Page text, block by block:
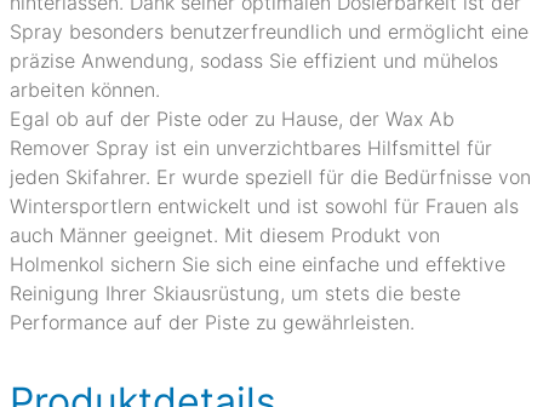
Spray besonders benutzerfreundlich und ermöglicht eine
präzise Anwendung, sodass Sie effizient und mühelos
arbeiten können.
Egal ob auf der Piste oder zu Hause, der Wax Ab
Remover Spray ist ein unverzichtbares Hilfsmittel für
jeden Skifahrer. Er wurde speziell für die Bedürfnisse von
Wintersportlern entwickelt und ist sowohl für Frauen als
auch Männer geeignet. Mit diesem Produkt von
Holmenkol sichern Sie sich eine einfache und effektive
Reinigung Ihrer Skiausrüstung, um stets die beste
Performance auf der Piste zu gewährleisten.